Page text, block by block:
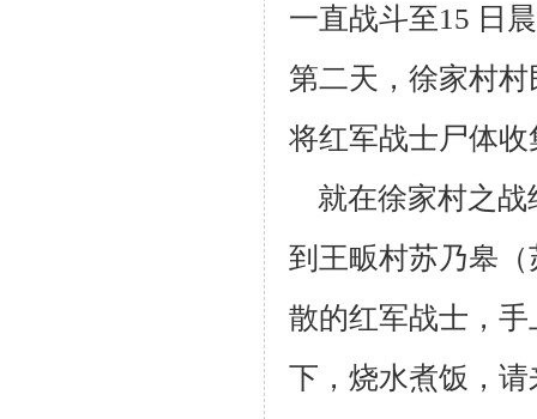
一直战斗至15 日
第二天，徐家村
将红军战士尸体
就在徐家村之战
到王畈村苏乃皋
散的红军战士，手
下，烧水煮饭，请